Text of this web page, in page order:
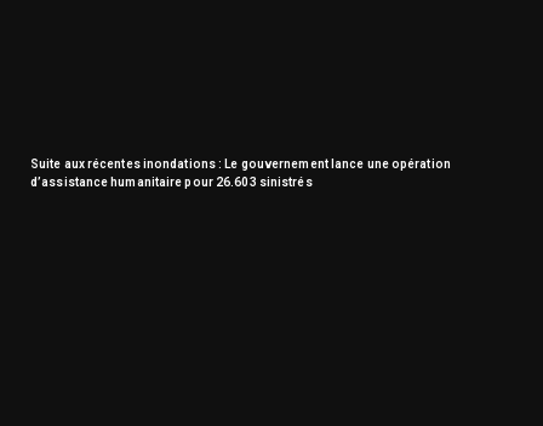
Suite aux récentes inondations : Le gouvernement lance une opération
d’assistance humanitaire pour 26.603 sinistrés